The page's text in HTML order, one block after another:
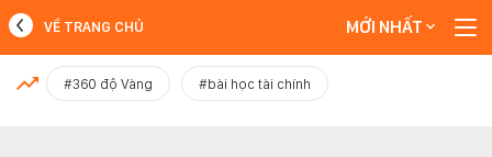
MỚI NHẤT
VỀ TRANG CHỦ MỚI NHẤT
#360 độ Vàng #bài học tài chính